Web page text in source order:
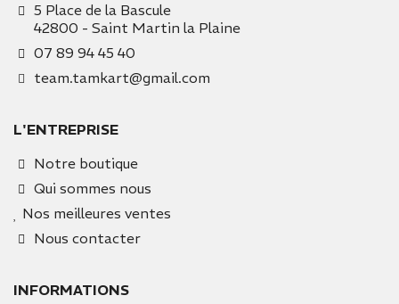
5 Place de la Bascule
42800 - Saint Martin la Plaine
07 89 94 45 40
team.tamkart@gmail.com
L'ENTREPRISE
Notre boutique
Qui sommes nous
Nos meilleures ventes
Nous contacter
INFORMATIONS